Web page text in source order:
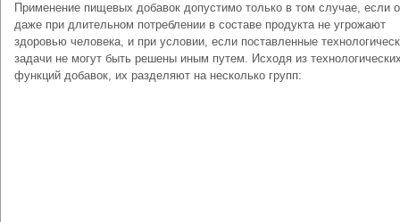
Применение пищевых добавок допустимо только в том случае, если
даже при длительном потреблении в составе продукта не угрожают
здоровью человека, и при условии, если поставленные
задачи не могут быть решены иным путем. Исходя из
функций добавок, их разделяют на несколько групп: